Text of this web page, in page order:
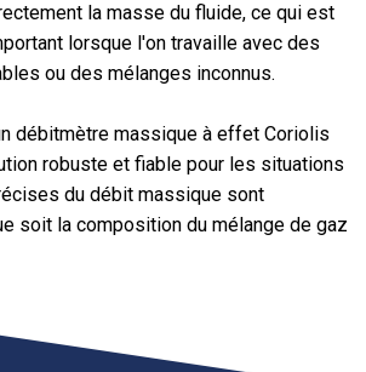
la masse du fluide, ce qui est
lorsque l'on travaille avec des
ou des mélanges inconnus.
débitmètre massique à effet Coriolis
robuste et fiable pour les situations
du débit massique sont
soit la composition du mélange de gaz